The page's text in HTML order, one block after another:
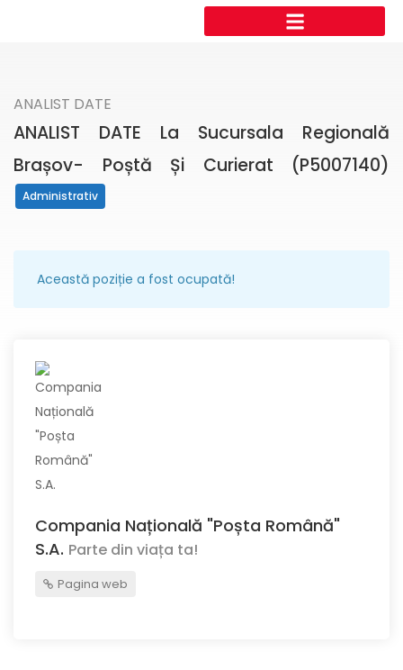
ANALIST DATE
ANALIST DATE La Sucursala Regională
Brașov- Poștă Și Curierat (P5007140)
Administrativ
Această poziție a fost ocupată!
Compania Națională "Poșta Română"
S.A. Parte din viața ta!
Pagina web